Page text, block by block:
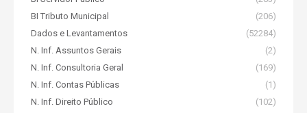
BI Tributo Municipal
(206)
Dados e Levantamentos
(52284)
N. Inf. Assuntos Gerais
(2)
N. Inf. Consultoria Geral
(169)
N. Inf. Contas Públicas
(1)
N. Inf. Direito Público
(102)